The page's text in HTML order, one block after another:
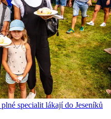
specialit lákají do Jeseníků